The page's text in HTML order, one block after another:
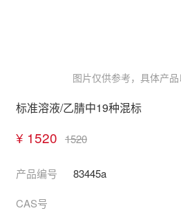
图片仅供参考，具体产品
标准溶液/乙腈中19种混标
¥ 1520 1520
产品编号 83445a
CAS号